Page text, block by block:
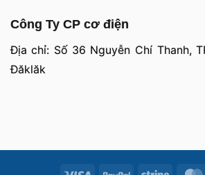
Công Ty CP cơ điện
Địa chỉ: Số 36 Nguyễn Chí Thanh,
Đăklăk